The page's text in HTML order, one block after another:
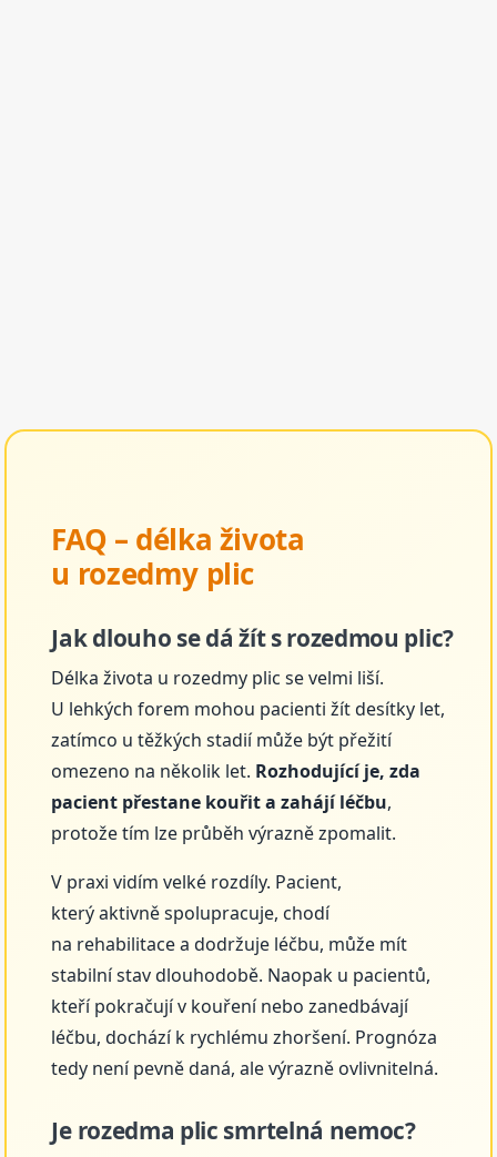
FAQ – délka života
u rozedmy plic
Jak dlouho se dá žít s rozedmou plic?
Délka života u rozedmy plic se velmi liší.
U lehkých forem mohou pacienti žít desítky let,
zatímco u těžkých stadií může být přežití
omezeno na několik let. Rozhodující je, zda
pacient přestane kouřit a zahájí léčbu,
protože tím lze průběh výrazně zpomalit.
V praxi vidím velké rozdíly. Pacient,
který aktivně spolupracuje, chodí
na rehabilitace a dodržuje léčbu, může mít
stabilní stav dlouhodobě. Naopak u pacientů,
kteří pokračují v kouření nebo zanedbávají
léčbu, dochází k rychlému zhoršení. Prognóza
tedy není pevně daná, ale výrazně ovlivnitelná.
Je rozedma plic smrtelná nemoc?